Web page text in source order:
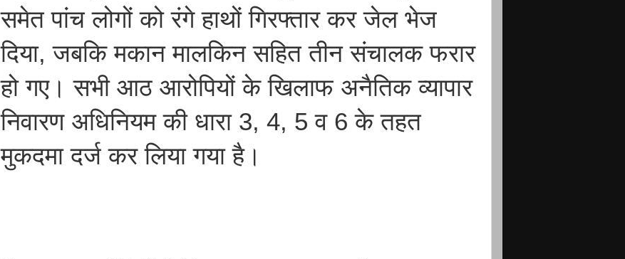
समेत पांच लोगों को रंगे हाथों गिरफ्तार कर जेल भेज
दिया, जबकि मकान मालकिन सहित तीन संचालक फरार
हो गए। सभी आठ आरोपियों के खिलाफ अनैतिक व्यापार
निवारण अधिनियम की धारा 3, 4, 5 व 6 के तहत
मुकदमा दर्ज कर लिया गया है।